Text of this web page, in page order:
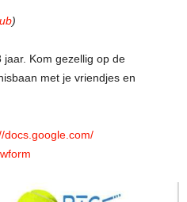
)
Kom gezellig op de
met je vriendjes en
docs.google.com/